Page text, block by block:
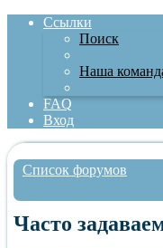
Ссылки
Поиск
Наша
FAQ
Вход
Список форумов
Часто